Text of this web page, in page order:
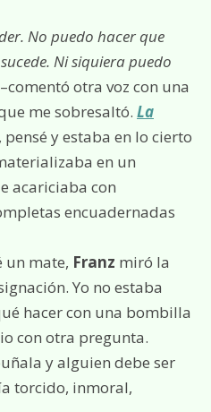
No puedo hacer que
Ni siquiera puedo
–comentó otra voz con una
me sobresaltó. La
, pensé y estaba en lo cierto
en un
acariciaba con
encuadernadas
un mate, Franz miró la
Yo no estaba
hacer con una bombilla
con otra pregunta.
y alguien debe ser
torcido, inmoral,